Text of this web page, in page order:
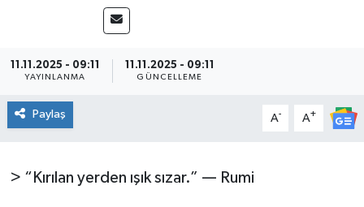
11.11.2025 - 09:11
YAYINLANMA
11.11.2025 - 09:11
GÜNCELLEME
Paylaş A- A+
> “Kırılan yerden ışık sızar.” — Rumi
Siyaset
Magazin
Süper Lig Puan Durumu ve Fikstür
Tüm Manşetler
Son Dakika Haberleri